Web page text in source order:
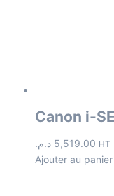
Canon i-
5,519.00 د.م. HT
Ajouter au panier